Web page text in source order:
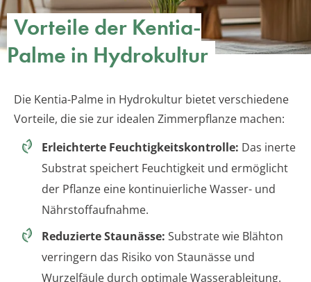
Vorteile der Kentia-
Palme in Hydrokultur
Die Kentia-Palme in Hydrokultur bietet verschiedene
Vorteile, die sie zur idealen Zimmerpflanze machen:
Erleichterte Feuchtigkeitskontrolle: Das inerte
Substrat speichert Feuchtigkeit und ermöglicht
der Pflanze eine kontinuierliche Wasser- und
Nährstoffaufnahme.
Reduzierte Staunässe: Substrate wie Blähton
verringern das Risiko von Staunässe und
Wurzelfäule durch optimale Wasserableitung.